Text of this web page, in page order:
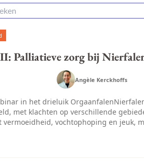
Palliatieve zorg bij
Angèle Kerckhoffs
in het drieluik
met klachten op verschillende
vochtophoping en jeuk,